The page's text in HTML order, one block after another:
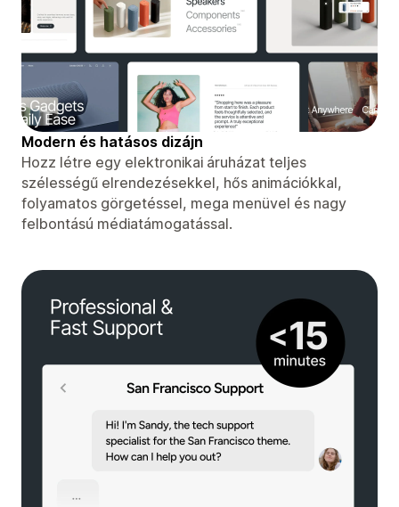
Modern és hatásos dizájn
Hozz létre egy elektronikai áruházat teljes
szélességű elrendezésekkel, hős animációkkal,
folyamatos görgetéssel, mega menüvel és nagy
felbontású médiatámogatással.